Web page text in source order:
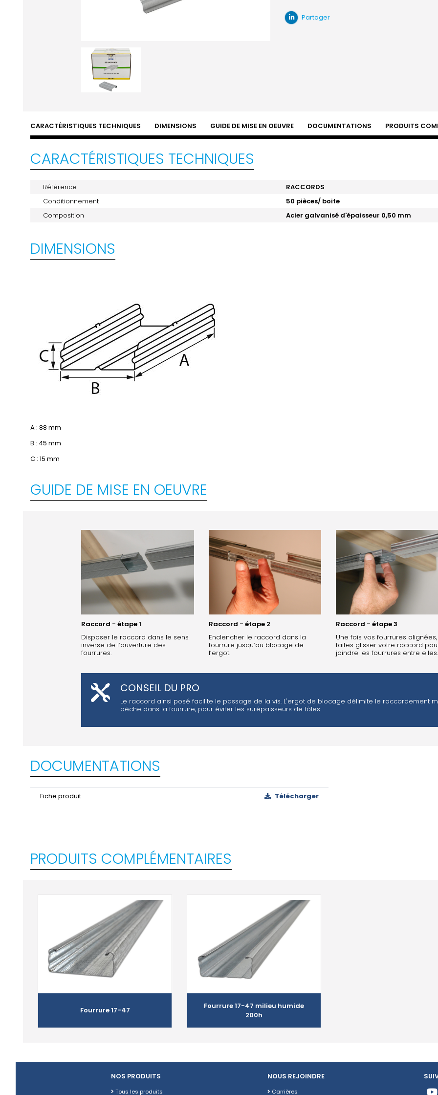
Partager
CARACTÉRISTIQUES TECHNIQUES DIMENSIONS GUIDE DE MISE EN OEUVRE DOCUMENTATIONS PRODUITS
CARACTÉRISTIQUES TECHNIQUES
Référence
RACCORDS
Conditionnement
50 pièces/ boite
Composition
Acier galvanisé d'épaisseur 0,50 mm
DIMENSIONS
A : 88 mm
B : 45 mm
C : 15 mm
GUIDE DE MISE EN OEUVRE
Raccord - étape 1
Disposer le raccord dans le sens
inverse de l’ouverture des
fourrures.
Raccord - étape 2
Enclencher le raccord dans la
fourrure jusqu’au blocage de
l’ergot.
Raccord - étape 3
Une fois vos fourrures alignées,
faites glisser votre raccord
joindre les fourrures entre elles.
CONSEIL DU PRO
Le raccord ainsi posé facilite le passage de la vis. L'ergot de blocage délimite le raccordement
bêche dans la fourrure, pour éviter les surépaisseurs de tôles.
DOCUMENTATIONS
Fiche produit Télécharger
PRODUITS COMPLÉMENTAIRES
Fourrure 17-47
Fourrure 17-47 milieu humide
200h
NOS PRODUITS
Tous les produits
NOUS REJOINDRE
Carrières